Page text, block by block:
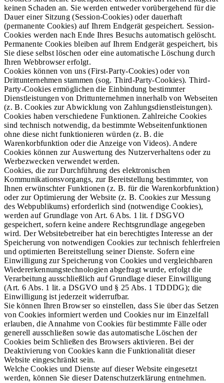
keinen Schaden an. Sie werden entweder vorübergehend für die
Dauer einer Sitzung (Session-Cookies) oder dauerhaft
(permanente Cookies) auf Ihrem Endgerät gespeichert. Session-
Cookies werden nach Ende Ihres Besuchs automatisch gelöscht.
Permanente Cookies bleiben auf Ihrem Endgerät gespeichert, bis
Sie diese selbst löschen oder eine automatische Löschung durch
Ihren Webbrowser erfolgt.
Cookies können von uns (First-Party-Cookies) oder von
Drittunternehmen stammen (sog. Third-Party-Cookies). Third-
Party-Cookies ermöglichen die Einbindung bestimmter
Dienstleistungen von Drittunternehmen innerhalb von Webseiten
(z. B. Cookies zur Abwicklung von Zahlungsdienstleistungen).
Cookies haben verschiedene Funktionen. Zahlreiche Cookies
sind technisch notwendig, da bestimmte Webseitenfunktionen
ohne diese nicht funktionieren würden (z. B. die
Warenkorbfunktion oder die Anzeige von Videos). Andere
Cookies können zur Auswertung des Nutzerverhaltens oder zu
Werbezwecken verwendet werden.
Cookies, die zur Durchführung des elektronischen
Kommunikationsvorgangs, zur Bereitstellung bestimmter, von
Ihnen erwünschter Funktionen (z. B. für die Warenkorbfunktion)
oder zur Optimierung der Website (z. B. Cookies zur Messung
des Webpublikums) erforderlich sind (notwendige Cookies),
werden auf Grundlage von Art. 6 Abs. 1 lit. f DSGVO
gespeichert, sofern keine andere Rechtsgrundlage angegeben
wird. Der Websitebetreiber hat ein berechtigtes Interesse an der
Speicherung von notwendigen Cookies zur technisch fehlerfreien
und optimierten Bereitstellung seiner Dienste. Sofern eine
Einwilligung zur Speicherung von Cookies und vergleichbaren
Wiedererkennungstechnologien abgefragt wurde, erfolgt die
Verarbeitung ausschließlich auf Grundlage dieser Einwilligung
(Art. 6 Abs. 1 lit. a DSGVO und § 25 Abs. 1 TDDDG); die
Einwilligung ist jederzeit widerrufbar.
Sie können Ihren Browser so einstellen, dass Sie über das Setzen
von Cookies informiert werden und Cookies nur im Einzelfall
erlauben, die Annahme von Cookies für bestimmte Fälle oder
generell ausschließen sowie das automatische Löschen der
Cookies beim Schließen des Browsers aktivieren. Bei der
Deaktivierung von Cookies kann die Funktionalität dieser
Website eingeschränkt sein.
Welche Cookies und Dienste auf dieser Website eingesetzt
werden, können Sie dieser Datenschutzerklärung entnehmen.